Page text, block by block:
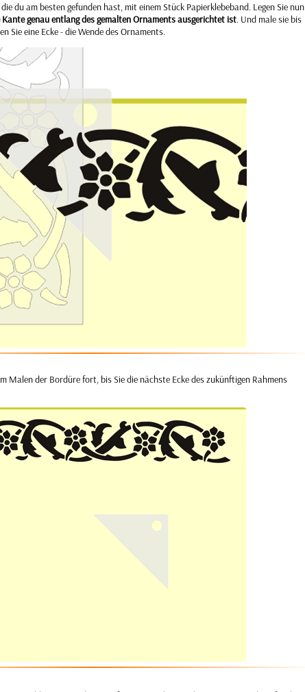
du am besten gefunden hast, mit einem Stück Papierklebeband. Legen Sie nun
genau entlang des gemalten Ornaments ausgerichtet ist. Und male sie bis
Sie eine Ecke - die Wende des Ornaments.
Malen der Bordüre fort, bis Sie die nächste Ecke des zukünftigen Rahmens